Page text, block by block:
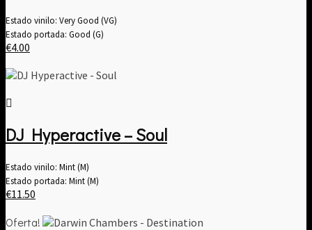
Estado vinilo: Very Good (VG)
Estado portada: Good (G)
€4.00
DJ Hyperactive – Soul
Estado vinilo: Mint (M)
Estado portada: Mint (M)
€11.50
Oferta!